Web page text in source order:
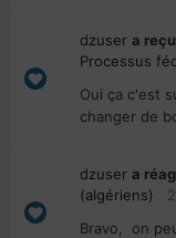
dzuser a
Processus
Oui ça c'est
changer de
dzuser a
(algériens)
Bravo, on